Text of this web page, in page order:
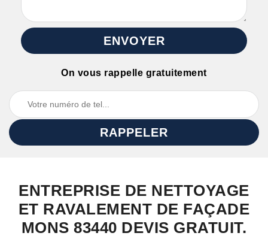
On vous rappelle gratuitement
ENTREPRISE DE NETTOYAGE
ET RAVALEMENT DE FAÇADE
MONS 83440 DEVIS GRATUIT.